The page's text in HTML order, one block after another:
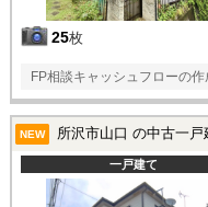
25枚
FP相談キャッシュフローの
NEW 所沢市山口 の中古一戸
一戸建て